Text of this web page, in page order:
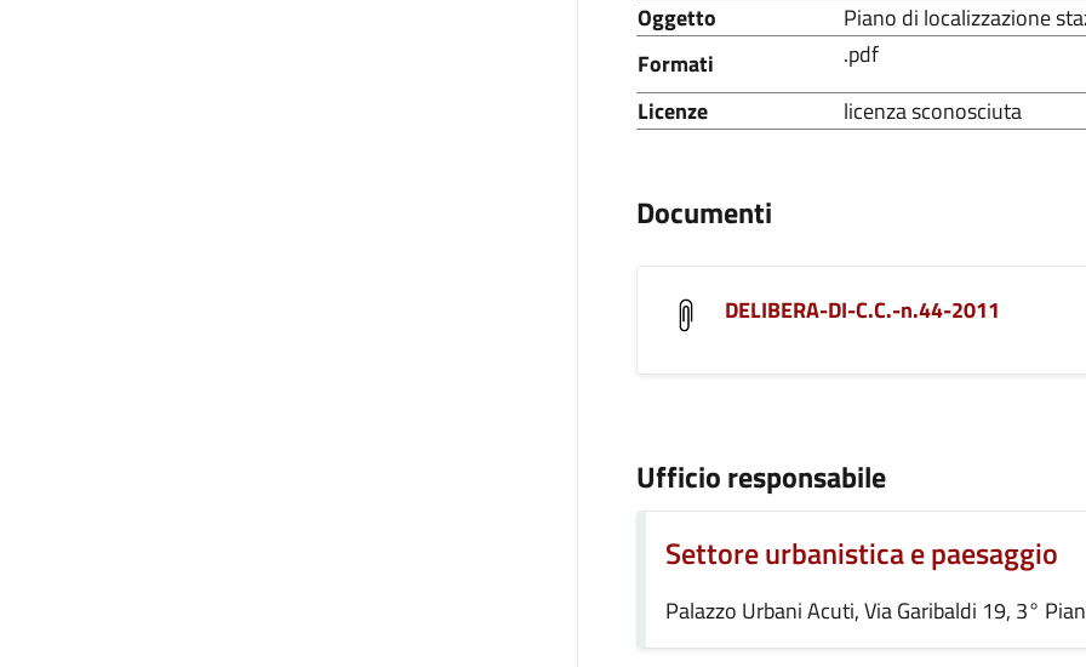
Oggetto
Piano di localizzazione
Formati
.pdf
Licenze
licenza sconosciuta
Documenti
DELIBERA-DI-C.C.-n.44-2011
Ufficio responsabile
Settore urbanistica e paesaggio
Palazzo Urbani Acuti, Via Garibaldi 19, 3°